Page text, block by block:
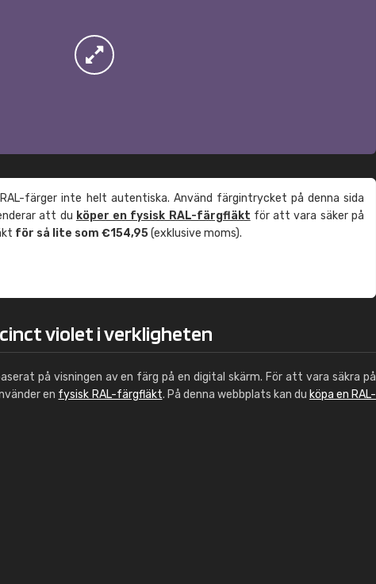
färger inte helt autentiska. Använd färgintrycket på denna sida
att du köper en fysisk RAL-färgfläkt för att vara säker på
för så lite som €154,95(exklusive moms).
violet i verkligheten
på visningen av en färg på en digital skärm. För att vara säkra på
en fysisk RAL-färgfläkt. På denna webbplats kan du köpa en RAL-
Leinster Home and